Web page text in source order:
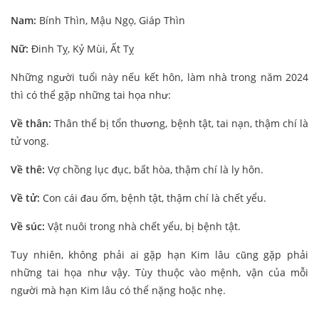
Nam: Bính Thìn, Mậu Ngọ, Giáp Thìn
Nữ: Đinh Tỵ, Kỷ Mùi, Ất Tỵ
Những người tuổi này nếu kết hôn, làm nhà trong năm 2024
thì có thể gặp những tai họa như:
Về thân: Thân thể bị tổn thương, bệnh tật, tai nạn, thậm chí là
tử vong.
Về thê: Vợ chồng lục đục, bất hòa, thậm chí là ly hôn.
Về tử: Con cái đau ốm, bệnh tật, thậm chí là chết yểu.
Về súc: Vật nuôi trong nhà chết yểu, bị bệnh tật.
Tuy nhiên, không phải ai gặp hạn Kim lâu cũng gặp phải
những tai họa như vậy. Tùy thuộc vào mệnh, vận của mỗi
người mà hạn Kim lâu có thể nặng hoặc nhẹ.